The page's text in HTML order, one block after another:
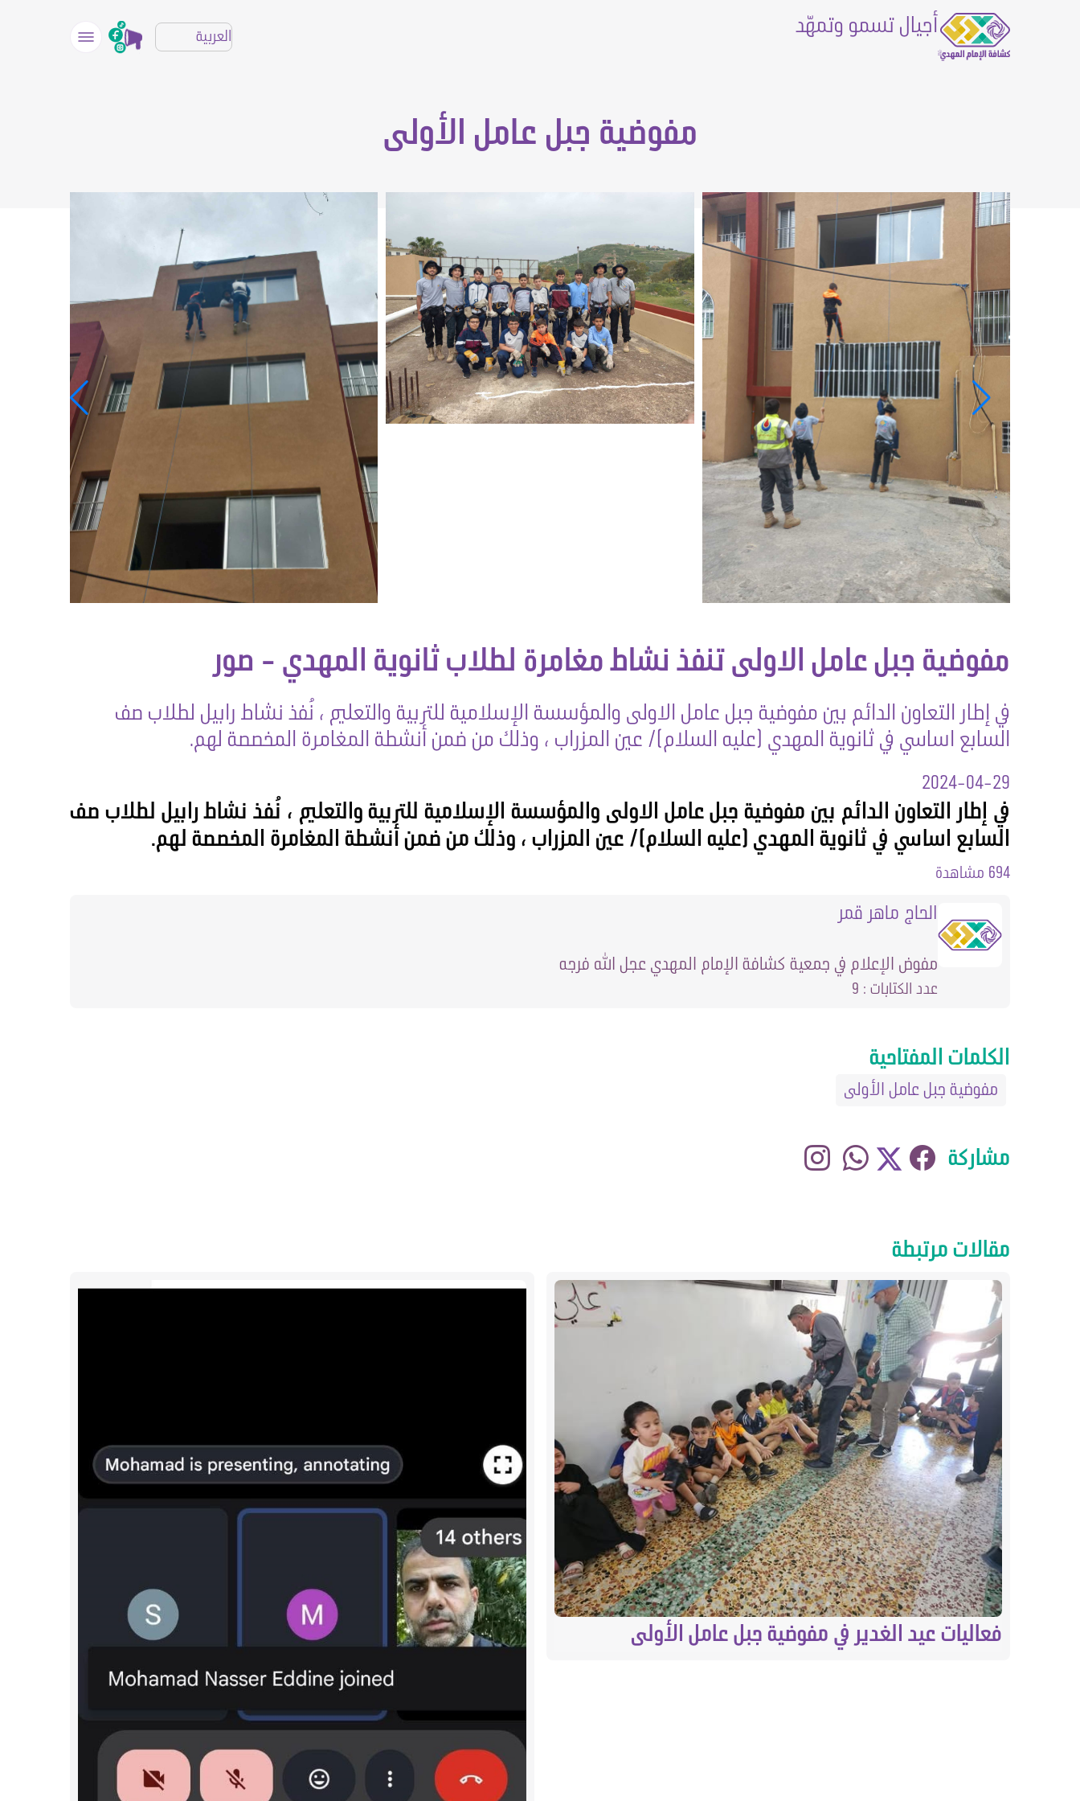
أجيال تسمو وتمهّد
مفوضية جبل عامل الأولى
مفوضية جبل عامل الاولى تنفذ نشاط مغامرة لطلاب ثانوية المهدي - صور
في إطار التعاون الدائم بين مفوضية جبل عامل الاولى والمؤسسة الإسلامية للتربية والتعليم ، نُفذ نشاط رابيل لطلاب صف
السابع اساسي في ثانوية المهدي (عليه السلام)/ عين المزراب ، وذلك من ضمن أنشطة المغامرة المخصصة لهم.
2024-04-29
في إطار التعاون الدائم بين مفوضية جبل عامل الاولى والمؤسسة الإسلامية للتربية والتعليم ، نُفذ نشاط رابيل لطلاب صف
السابع اساسي في ثانوية المهدي (عليه السلام)/ عين المزراب ، وذلك من ضمن أنشطة المغامرة المخصصة لهم.
694 مشاهدة
الحاج ماهر قمر
مفوض الإعلام في جمعية كشافة الإمام المهدي عجل الله فرجه
عدد الكتابات : 9
الكلمات المفتاحية
مفوضية جبل عامل الأولى
مشاركة
مقالات مرتبطة
فعاليات عيد الغدير في مفوضية جبل عامل الأولى